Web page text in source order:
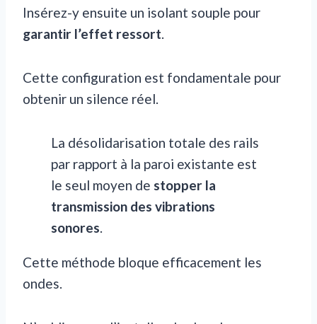
Insérez-y ensuite un isolant souple pour
garantir l’effet ressort
Cette configuration est fondamentale pour
obtenir un silence réel.
La désolidarisation totale des rails
par rapport à la paroi existante est
le seul moyen de stopper la
transmission des vibrations
sonores
Cette méthode bloque efficacement les
ondes.